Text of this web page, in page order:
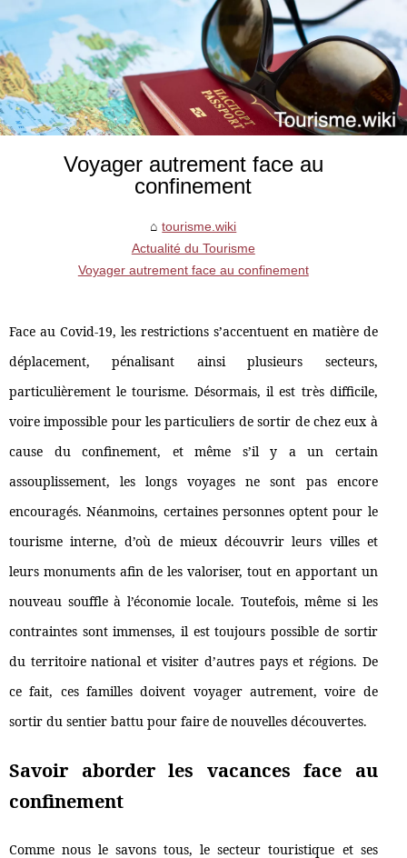
Voyager autrement face au
confinement
tourisme.wiki
Actualité du Tourisme
Voyager autrement face au confinement
Face au Covid-19, les restrictions s’accentuent en matière de
déplacement, pénalisant ainsi plusieurs secteurs,
particulièrement le tourisme. Désormais, il est très difficile,
voire impossible pour les particuliers de sortir de chez eux à
cause du confinement, et même s’il y a un certain
assouplissement, les longs voyages ne sont pas encore
encouragés. Néanmoins, certaines personnes optent pour le
tourisme interne, d’où de mieux découvrir leurs villes et
leurs monuments afin de les valoriser, tout en apportant un
nouveau souffle à l’économie locale. Toutefois, même si les
contraintes sont immenses, il est toujours possible de sortir
du territoire national et visiter d’autres pays et régions. De
ce fait, ces familles doivent voyager autrement, voire de
sortir du sentier battu pour faire de nouvelles découvertes.
Savoir aborder les vacances face au
confinement
Comme nous le savons tous, le secteur touristique et ses